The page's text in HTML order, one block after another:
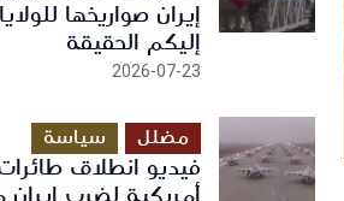
إيران صواريخها
إليكم الحقيقة
2026-07-23
مضلل سياسة
فيديو انطلاق
أمريكية لضرب